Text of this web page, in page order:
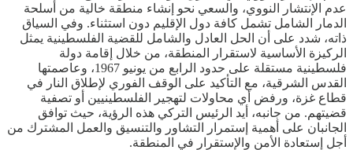
عدم الإنتشار النووي، والسعي نحو إنشاء منطقة خالية من أسلحة
الدمار الشامل تشمل كافة دول الإقليم دون استثناء. وفي السياق
ذاته، شدد على أن الحل العادل والشامل للقضية الفلسطينية يمثل
الركيزة الأساسية لاستقرار المنطقة، من خلال إقامة دولة
فلسطينية مستقلة على حدود الرابع من يونيو 1967، وعاصمتها
القدس الشرقية، مع التأكيد على الوقف الفوري لإطلاق النار في
قطاع غزة، ورفض أي محاولات لتهجير الفلسطينيين أو تصفية
قضيتهم. من جانبه، أيد الرئيس التركي هذه الرؤية، حيث توافق
الجانبان على أهمية إستمرار التشاور والتنسيق والعمل المشترك من
أجل إستعادة الأمن والإستقرار في المنطقة.